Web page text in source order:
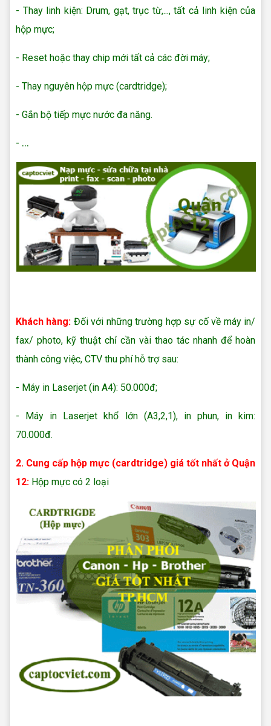
- Thay linh kiện: Drum, gạt, trục từ,..., tất cả linh kiện của
hộp mực;
- Reset hoặc thay chip mới tất cả các đời máy;
- Thay nguyên hộp mực (cardtridge);
- Gắn bộ tiếp mực nước đa năng.
- ...
Khách hàng: Đối với những trường hợp sự cố về máy in/
fax/ photo, kỹ thuật chỉ cần vài thao tác nhanh để hoàn
thành công việc, CTV thu phí hỗ trợ sau:
- Máy in Laserjet (in A4): 50.000đ;
- Máy in Laserjet khổ lớn (A3,2,1), in phun, in kim:
70.000đ.
2. Cung cấp hộp mực (cardtridge) giá tốt nhất ở Quận
12: Hộp mực có 2 loại